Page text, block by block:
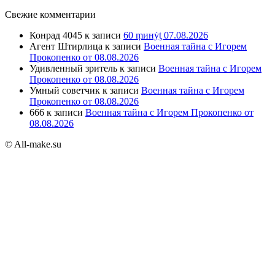
Свежие комментарии
Конрад 4045 к записи 60 ṃинẏƫ 07.08.2026
Агент Штирлица к записи Военная тайна с Игорем
Прокопенко от 08.08.2026
Удивленный зритель к записи Военная тайна с Игорем
Прокопенко от 08.08.2026
Умный советчик к записи Военная тайна с Игорем
Прокопенко от 08.08.2026
666 к записи Военная тайна с Игорем Прокопенко от
08.08.2026
© All-make.su